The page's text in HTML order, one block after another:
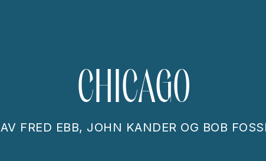
CHICAGO
AV FRED EBB, JOHN KANDER OG BOB